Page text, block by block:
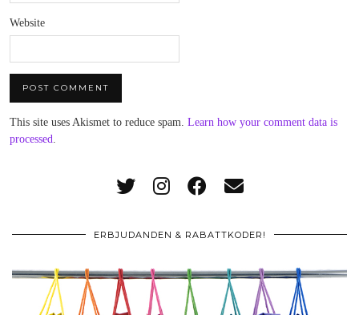
Website
This site uses Akismet to reduce spam. Learn how your comment data is
processed.
ERBJUDANDEN & RABATTKODER!